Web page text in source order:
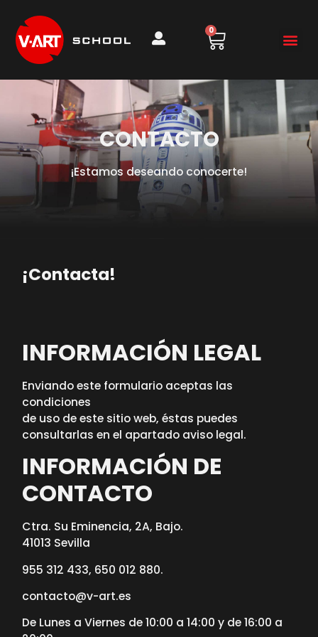
0
CONTACTO
¡Estamos deseando conocerte!
¡Contacta!
INFORMACIÓN LEGAL
Enviando este formulario aceptas las
condiciones
de uso de este sitio web, éstas puedes
consultarlas en el apartado aviso legal.
INFORMACIÓN DE
CONTACTO
Ctra. Su Eminencia, 2A, Bajo.
41013 Sevilla
955 312 433, 650 012 880.
contacto@v-art.es
De Lunes a Viernes de 10:00 a 14:00 y de 16:00 a